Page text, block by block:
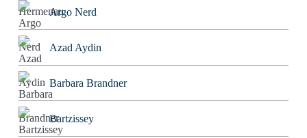
Argo Nerd
Azad Aydin
Barbara Brandner
Bartzissey